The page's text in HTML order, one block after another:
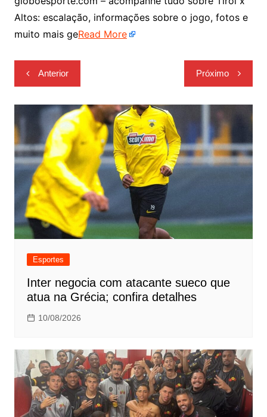
Altos: escalação, informações sobre o jogo, fotos e
muito mais geRead More
Navegação
de
Post
Anterior Próximo
Esportes
Inter negocia com atacante sueco que
atua na Grécia; confira detalhes
10/08/2026